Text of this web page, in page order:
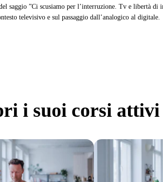
saggio ”Ci scusiamo per l’interruzione. Tv e libertà di
televisivo e sul passaggio dall’analogico al digitale.
i suoi corsi attivi